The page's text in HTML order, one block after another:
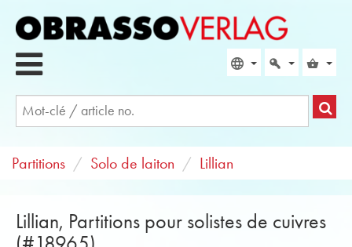
Partitions Solo de laiton Lillian
Lillian, Partitions pour solistes de cuivres